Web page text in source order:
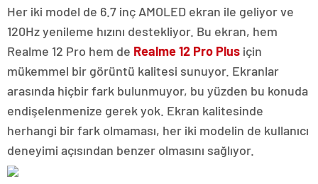
Her iki model de 6.7 inç AMOLED ekran ile geliyor ve
120Hz yenileme hızını destekliyor. Bu ekran, hem
Realme 12 Pro hem de Realme 12 Pro Plus için
mükemmel bir görüntü kalitesi sunuyor. Ekranlar
arasında hiçbir fark bulunmuyor, bu yüzden bu konuda
endişelenmenize gerek yok. Ekran kalitesinde
herhangi bir fark olmaması, her iki modelin de kullanıcı
deneyimi açısından benzer olmasını sağlıyor.